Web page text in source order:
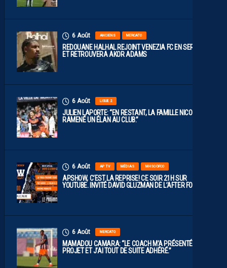
6 Août ANCIENS MERCATO
REDOUANE HALHAL REJOINT VENEZIA FC EN SERIE A
ET RETROUVERA AKOR ADAMS
6 Août LIGUE 2
JULIEN LAPORTE: “EN RESTANT, LA FAMILLE NICOLLIN A
RAMENÉ UN ÉLAN AU CLUB.”
6 Août AP TV MÉDIAS MHSC-DFCO
APSHOW, C’EST LA REPRISE! CE SOIR 21H SUR
YOUTUBE. INVITÉ DAVID GLUZMAN DE L’AFTER FOOT.
6 Août MERCATO
MAMADOU CAMARA: “LE COACH M’A PRÉSENTÉ LE
PROJET ET J’AI TOUT DE SUITE ADHÉRÉ.”